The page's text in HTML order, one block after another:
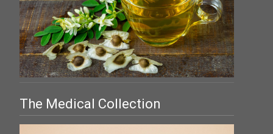
The Medical Collection